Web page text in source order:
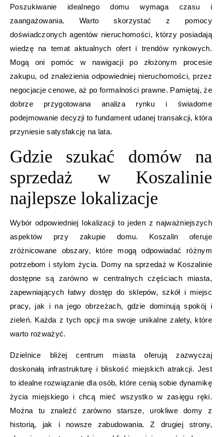
Poszukiwanie idealnego domu wymaga czasu i
zaangażowania. Warto skorzystać z pomocy
doświadczonych agentów nieruchomości, którzy posiadają
wiedzę na temat aktualnych ofert i trendów rynkowych.
Mogą oni pomóc w nawigacji po złożonym procesie
zakupu, od znalezienia odpowiedniej nieruchomości, przez
negocjacje cenowe, aż po formalności prawne. Pamiętaj, że
dobrze przygotowana analiza rynku i świadome
podejmowanie decyzji to fundament udanej transakcji, która
przyniesie satysfakcję na lata.
Gdzie szukać domów na
sprzedaż w Koszalinie
najlepsze lokalizacje
Wybór odpowiedniej lokalizacji to jeden z najważniejszych
aspektów przy zakupie domu. Koszalin oferuje
zróżnicowane obszary, które mogą odpowiadać różnym
potrzebom i stylom życia. Domy na sprzedaż w Koszalinie
dostępne są zarówno w centralnych częściach miasta,
zapewniających łatwy dostęp do sklepów, szkół i miejsc
pracy, jak i na jego obrzeżach, gdzie dominują spokój i
zieleń. Każda z tych opcji ma swoje unikalne zalety, które
warto rozważyć.
Dzielnice bliżej centrum miasta oferują zazwyczaj
doskonałą infrastrukturę i bliskość miejskich atrakcji. Jest
to idealne rozwiązanie dla osób, które cenią sobie dynamikę
życia miejskiego i chcą mieć wszystko w zasięgu ręki.
Można tu znaleźć zarówno starsze, urokliwe domy z
historią, jak i nowsze zabudowania. Z drugiej strony,